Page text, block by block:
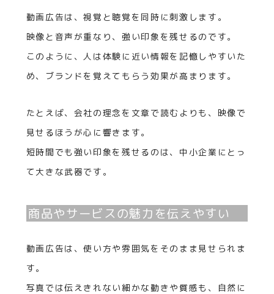
動画広告は、視覚と聴覚を同時に刺激します。
映像と音声が重なり、強い印象を残せるのです。
このように、人は体験に近い情報を記憶しやすいた
め、ブランドを覚えてもらう効果が高まります。
たとえば、会社の理念を文章で読むよりも、映像で
見せるほうが心に響きます。
短時間でも強い印象を残せるのは、中小企業にとっ
て大きな武器です。
商品やサービスの魅力を伝えやすい
動画広告は、使い方や雰囲気をそのまま見せられま
す。
写真では伝えきれない細かな動きや質感も、自然に